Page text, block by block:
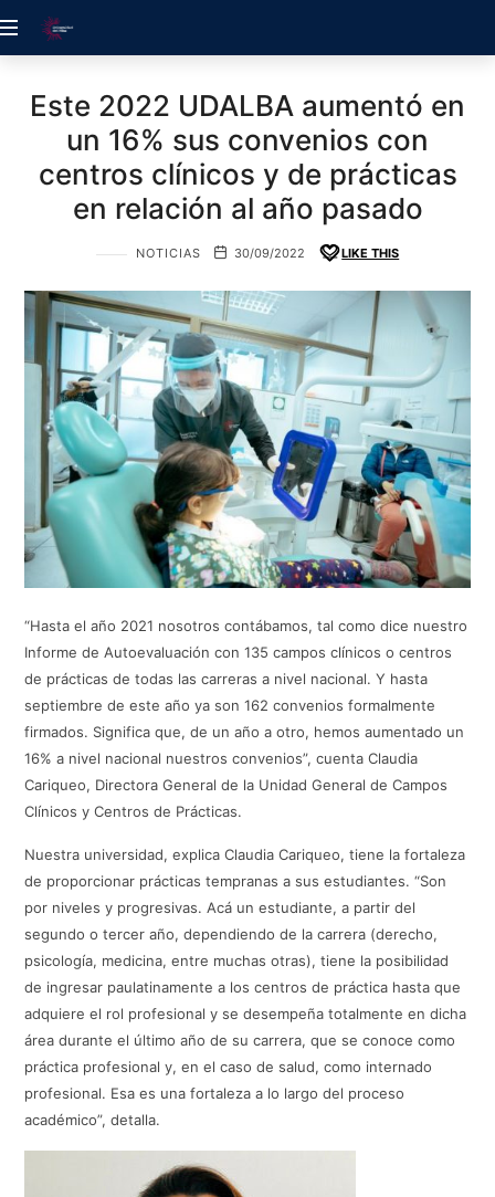
ACREDITACIÓN
Este 2022 UDALBA aumentó en
un 16% sus convenios con
centros clínicos y de prácticas
en relación al año pasado
NOTICIAS 30/09/2022 LIKE THIS
“Hasta el año 2021 nosotros contábamos, tal como dice nuestro
Informe de Autoevaluación con 135 campos clínicos o centros
de prácticas de todas las carreras a nivel nacional. Y hasta
septiembre de este año ya son 162 convenios formalmente
firmados. Significa que, de un año a otro, hemos aumentado un
16% a nivel nacional nuestros convenios”, cuenta Claudia
Cariqueo, Directora General de la Unidad General de Campos
Clínicos y Centros de Prácticas.
Nuestra universidad, explica Claudia Cariqueo, tiene la fortaleza
de proporcionar prácticas tempranas a sus estudiantes. “Son
por niveles y progresivas. Acá un estudiante, a partir del
segundo o tercer año, dependiendo de la carrera (derecho,
psicología, medicina, entre muchas otras), tiene la posibilidad
de ingresar paulatinamente a los centros de práctica hasta que
adquiere el rol profesional y se desempeña totalmente en dicha
área durante el último año de su carrera, que se conoce como
práctica profesional y, en el caso de salud, como internado
profesional. Esa es una fortaleza a lo largo del proceso
académico”, detalla.